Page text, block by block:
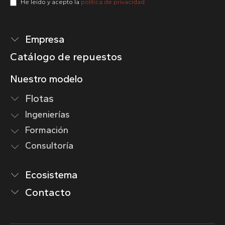
He leído y acepto la política de privacidad
Empresa
Catálogo de repuestos
Nuestro modelo
Flotas
Ingenierías
Formación
Consultoría
Ecosistema
Contacto